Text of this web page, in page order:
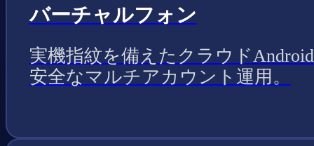
バーチャルフォン
実機指紋を備えたクラウド
安全なマルチアカウント運用。